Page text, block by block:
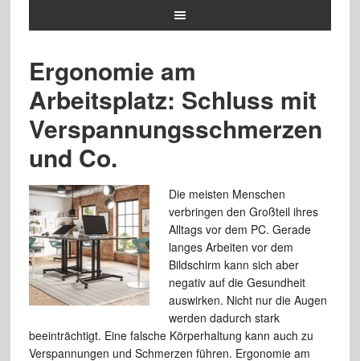
Ergonomie am
Arbeitsplatz: Schluss mit
Verspannungsschmerzen
und Co.
Die meisten Menschen
verbringen den Großteil ihres
Alltags vor dem PC. Gerade
langes Arbeiten vor dem
Bildschirm kann sich aber
negativ auf die Gesundheit
auswirken. Nicht nur die Augen
werden dadurch stark
beeinträchtigt. Eine falsche Körperhaltung kann auch zu
Verspannungen und Schmerzen führen. Ergonomie am